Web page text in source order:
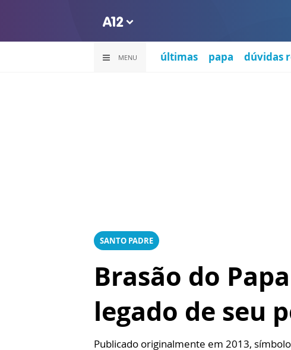
MENU últimas papa dúvidas
SANTO PADRE
Brasão do
legado de seu
Publicado originalmente em 2013,